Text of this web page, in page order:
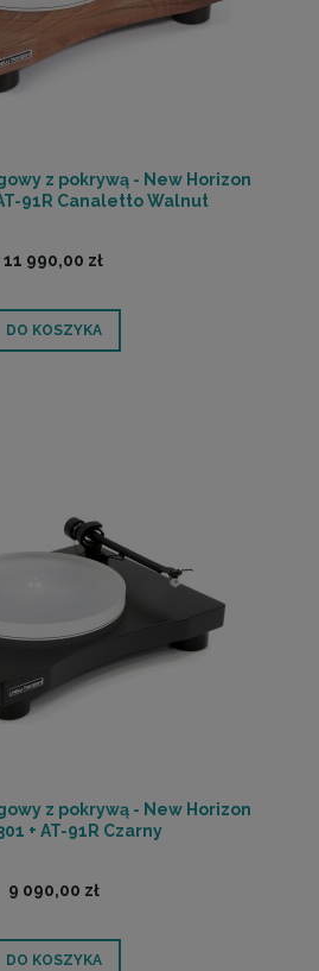
z pokrywą - New Horizon
91R Canaletto Walnut
11 990,00 zł
DO KOSZYKA
z pokrywą - New Horizon
+ AT-91R Czarny
9 090,00 zł
DO KOSZYKA